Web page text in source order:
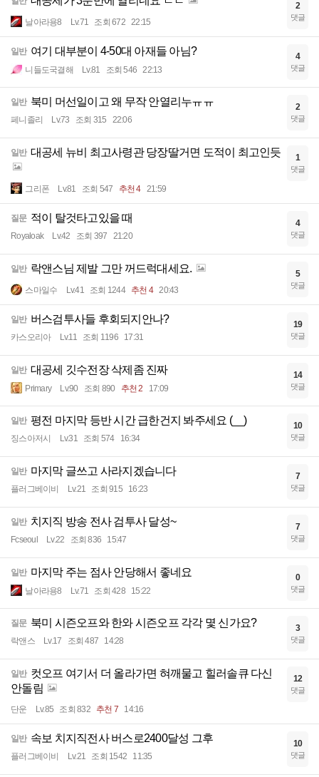
날아라용8 Lv.71 조회 672 22:15
2
댓글
일반 여기 대부분이 4-50대 아재들 아님?
니들도국결해 Lv.81 조회 546 22:13
4
댓글
일반 북미 머선일이고 왜 무작 안열리누ㅠㅠ
페니졸리 Lv.73 조회 315 22:06
2
댓글
일반 대공세 뉴비 최고사령관 당장딸거면 도적이 최고인듯
그리폰 Lv.81 조회 547 추천 4 21:59
1
댓글
질문 적이 탈것타고있을 때
Royaloak Lv.42 조회 397 21:20
4
댓글
일반 락앤스님 제발 그만 꺼드럭대세요.
스마일수 Lv.41 조회 1244 추천 4 20:43
5
댓글
일반 버스검투사들 후회되지안나?
카스오리아 Lv.11 조회 1196 17:31
19
댓글
일반 대공세 깃수전장 삭제좀 진짜
Primary Lv.90 조회 890 추천 2 17:09
14
댓글
일반 평전 마지막 등반 시간 급한건지 봐주세요 (__)
징스아저시 Lv.31 조회 574 16:34
10
댓글
일반 마지막 글쓰고 사라지겠습니다
플러그베이비 Lv.21 조회 915 16:23
7
댓글
일반 치지직 방송 전사 검투사 달성~
Fcseoul Lv.22 조회 836 15:47
7
댓글
일반 마지막 주는 점사 안당해서 좋네요
날아라용8 Lv.71 조회 428 15:22
0
댓글
질문 북미 시즌오프와 한와 시즌오프 각각 몇 신가요?
락앤스 Lv.17 조회 487 14:28
3
댓글
일반 컷오프 여기서 더 올라가면 혀깨물고 힐러솔큐 다신
안돌림
단운 Lv.85 조회 832 추천 7 14:16
12
댓글
일반 속보 치지직전사 버스로2400달성 그후
플러그베이비 Lv.21 조회 1542 11:35
10
댓글